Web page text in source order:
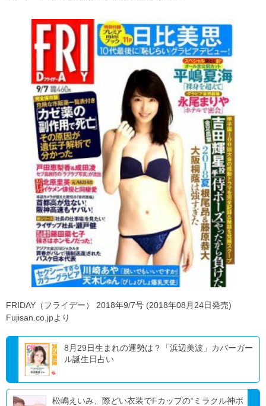
FRIDAY（フライデー） 2018年9/7号 (2018年08月24日発売)
Fujisan.co.jpより
8月29日生まれの運勢は？「浜辺美波」カバーガー
ル誕生日占い
松嶋えいみ、際どい衣装でFカップの“ミラクル神ボ